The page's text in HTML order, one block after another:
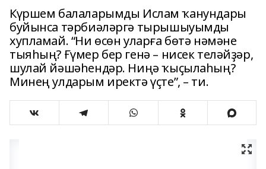
Күршем балаларымды Ислам ҡанундары
буйынса тәрбиәләргә тырышыуымды
хупламай. “Ни өсөн уларға бөтә нәмәне
тыяһың? Ғүмер бер генә – нисек теләйҙәр,
шулай йәшәһендәр. Ниңә ҡыҫылаһың?
Минең улдарым иректә үҫте”, – ти.